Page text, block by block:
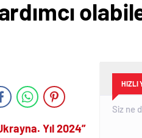
Yıl 2024”
HIZLI